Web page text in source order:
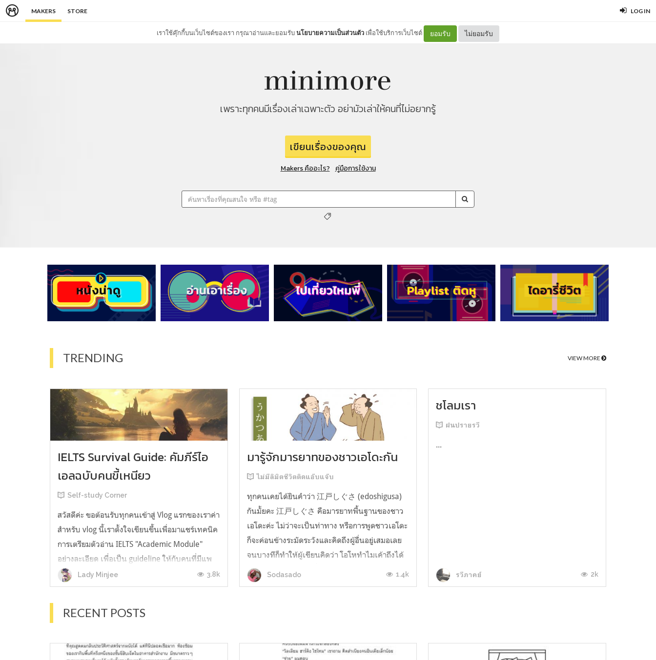
MAKERS STORE LOG IN
เราใช้คุ๊กกี้บนเว็บไซต์ของเรา กรุณาอ่านและยอมรับนโยบายความเป็นส่วนตัว เพื่อใช้บริการเว็บไซต์ ยอมรับ ไม่ยอมรับ
เพราะทุกคนมีเรื่องเล่าเฉพาะตัว อย่ามัวเล่าให้คนที่ไม่อยากรู้
เขียนเรื่องของคุณ
Makers คืออะไร? คู่มือการใช้งาน
TRENDING VIEW MORE
IELTS Survival Guide: คัมภีร์ไอ
เอลฉบับคนขี้เหนียว
Self-study Corner
สวัสดีค่ะ ขอต้อนรับทุกคนเข้าสู่ Vlog แรกของเราค่า
สำหรับ vlog นี้เราตั้งใจเขียนขึ้นเพื่อมาแชร์เทคนิค
การเตรียมตัวอ่าน IELTS "Academic Module"
อย่างละเอียด เพื่อเป็น guideline ให้กับคนที่มีแพ
ลนจะสอบแต่ไม่รู้ต้องเริ่มตรงไหน หรืออยากจะได้
ข้อมูลเพิ่มเติมมาเสริมความมั่นใจจากที่ตัวเองเรียน
Lady Minjee 3.8k
มารู้จักมารยาทของชาวเอโดะกัน
ไม่มีลิมิตชีวิตติดแอ๊บแจ๊บ
ทุกคนเคยได้ยินคำว่า 江戸しぐさ (edoshigusa)
กันมั้ยคะ 江戸しぐさ คือมารยาทพื้นฐานของชาว
เอโดะค่ะ ไม่ว่าจะเป็นท่าทาง หรือการพูดชาวเอโดะ
ก็จะค่อนข้างระมัดระวังและคิดถึงผู้อื่นอยู่เสมอเลย
จนบางทีก็ทำให้ผู้เขียนคิดว่า โอโหทำไมเค้าถึงได้
คิดถึงคนอื่นได้ขนาดนี้นะอยากรู้มั้ยคะว่าชาวเอโดะ
มารยาทดีขนาดไหน มาลองอ่านกันได้เ...
Sodasado 1.4k
ชโลมเรา
ฝนปรายรวี
...
รวีภาคย์ 2k
RECENT POSTS